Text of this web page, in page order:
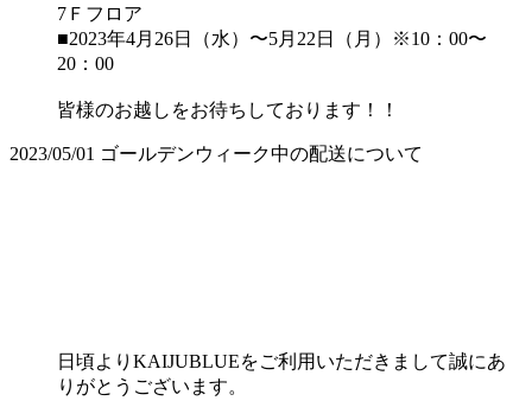
7Ｆフロア
■2023年4月26日（水）〜5月22日（月）※10：00〜
20：00
皆様のお越しをお待ちしております！！
2023/05/01 ゴールデンウィーク中の配送について
日頃よりKAIJUBLUEをご利用いただきまして誠にあ
りがとうございます。